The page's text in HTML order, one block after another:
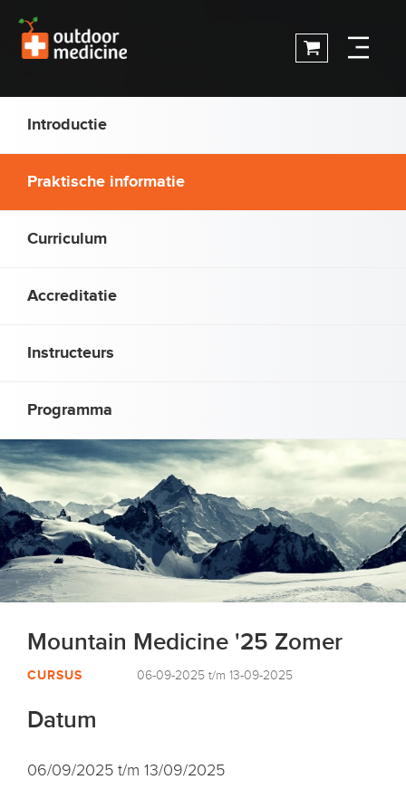
Introductie
Praktische informatie
Curriculum
Accreditatie
Instructeurs
Programma
Mountain Medicine '25 Zomer
CURSUS 06-09-2025 t/m 13-09-2025
Datum
06/09/2025 t/m 13/09/2025